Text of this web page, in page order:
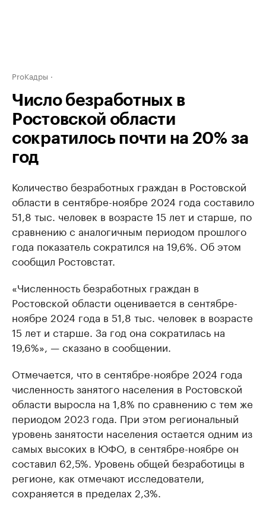
ProКадры
Число безработных в
Ростовской области
сократилось почти на 20% за
год
Количество безработных граждан в Ростовской
области в сентябре-ноябре 2024 года составило
51,8 тыс. человек в возрасте 15 лет и старше, по
сравнению с аналогичным периодом прошлого
года показатель сократился на 19,6%. Об этом
сообщил Ростовстат.
«Численность безработных граждан в
Ростовской области оценивается в сентябре-
ноябре 2024 года в 51,8 тыс. человек в возрасте
15 лет и старше. За год она сократилась на
19,6%», — сказано в сообщении.
Отмечается, что в сентябре-ноябре 2024 года
численность занятого населения в Ростовской
области выросла на 1,8% по сравнению с тем же
периодом 2023 года. При этом региональный
уровень занятости населения остается одним из
самых высоких в ЮФО, в сентябре-ноябре он
составил 62,5%. Уровень общей безработицы в
регионе, как отмечают исследователи,
сохраняется в пределах 2,3%.